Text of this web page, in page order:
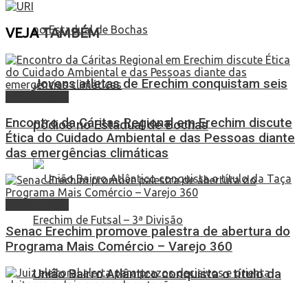
Jovens atletas de Erechim conquistam seis
pódios no Estadual de Bochas
União Bairro Atlântico conquista o título da
VEJATAMBÉM
Encontro da Cáritas Regional em Erechim discute
Ética do Cuidado Ambiental e das Pessoas diante
das emergências climáticas
Senac Erechim promove palestra de abertura do
Programa Mais Comércio – Varejo 360